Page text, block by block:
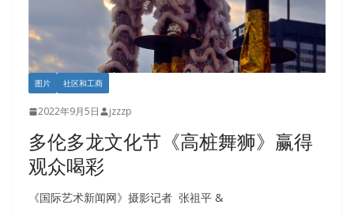
图片 社区和工商
2022年9月5日 jzzzp
多伦多龙文化节《高桩舞狮》赢得
观众喝彩
《国际艺术新闻网》摄影记者 张祖平 &